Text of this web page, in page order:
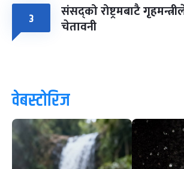
३ संसद्को रोष्ट्रमबाटै
चेतावनी
वेबस्टोरिज